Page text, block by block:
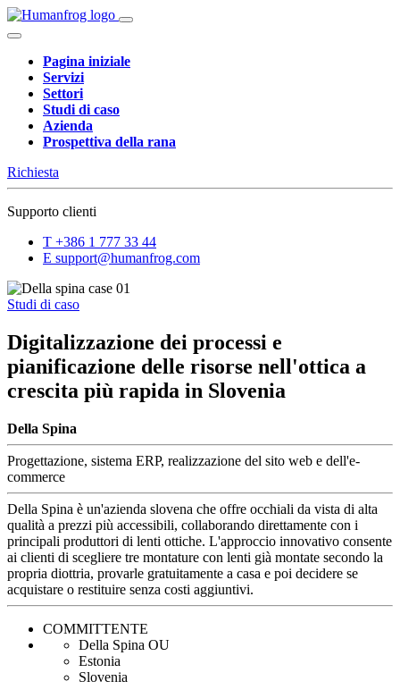
Pagina iniziale
Servizi
Settori
Studi di caso
Azienda
Prospettiva della rana
Richiesta
Supporto clienti
T +386 1 777 33 44
E support@humanfrog.com
Studi di caso
Digitalizzazione dei processi e
pianificazione delle risorse nell'ottica a
crescita più rapida in Slovenia
Della Spina
Progettazione, sistema ERP, realizzazione del sito web e dell'e-
commerce
Della Spina è un'azienda slovena che offre occhiali da vista di alta
qualità a prezzi più accessibili, collaborando direttamente con i
principali produttori di lenti ottiche. L'approccio innovativo consente
ai clienti di scegliere tre montature con lenti già montate secondo la
propria diottria, provarle gratuitamente a casa e poi decidere se
acquistare o restituire senza costi aggiuntivi.
COMMITTENTE
Della Spina OU
Estonia
Slovenia